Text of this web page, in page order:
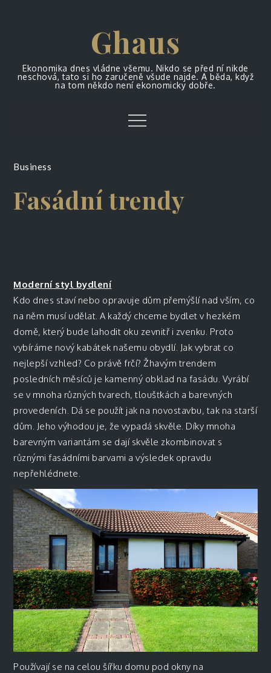
Ghaus
Ekonomika dnes vládne všemu. Nikdo se před ní nikde
neschová, tato si ho zaručeně všude najde. A běda, když
na tom někdo není ekonomicky dobře.
Menu
Business
Fasádní trendy
Moderní styl bydlení
Kdo dnes staví nebo opravuje dům přemýšlí nad vším, co
na něm musí udělat. A každý chceme bydlet v hezkém
domě, který bude lahodit oku zevnitř i zvenku. Proto
vybíráme nový kabátek našemu obydlí. Jak vybrat co
nejlepší vzhled? Co právě frčí? Žhavým trendem
posledních měsíců je kamenný obklad na fasádu. Vyrábí
se v mnoha různých tvarech, tloušťkách a barevných
provedeních. Dá se použít jak na novostavbu, tak na starší
dům. Jeho výhodou je, že vypadá skvěle. Díky mnoha
barevným variantám se dají skvěle zkombinovat s
různými fasádními barvami a výsledek opravdu
nepřehlédnete.
Používají se na celou šířku domu pod okny na